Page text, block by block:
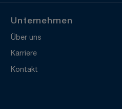
Unternehmen
Über uns
Karriere
Kontakt